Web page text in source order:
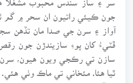
جون ڪيئي راتيون ان سحر ۾ گم
آواز ۽ سرن جي صدا مان تڏهن
ڦٽيءُ کان پوءِ سازيندڙن جون
سازن تي رڪجي ويون هيون،
ٿيا هئا. مئخاني تي ماڪ وٺي هئي.